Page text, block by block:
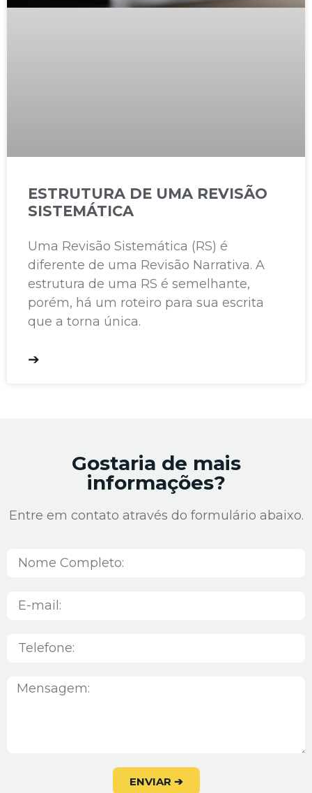
ESTRUTURA DE UMA REVISÃO
SISTEMÁTICA
Uma Revisão Sistemática (RS) é
diferente de uma Revisão Narrativa. A
estrutura de uma RS é semelhante,
porém, há um roteiro para sua escrita
que a torna única.
➔
Gostaria de mais
informações?
Entre em contato através do formulário abaixo.
ENVIAR ➔